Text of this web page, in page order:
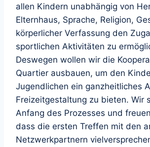
allen Kindern unabhängig von
Elternhaus, Sprache, Religion,
körperlicher Verfassung den
sportlichen Aktivitäten zu
Deswegen wollen wir die
Quartier ausbauen, um den
Jugendlichen ein ganzheitliches
Freizeitgestaltung zu bieten. Wir
Anfang des Prozesses und
dass die ersten Treffen mit den
Netzwerkpartnern